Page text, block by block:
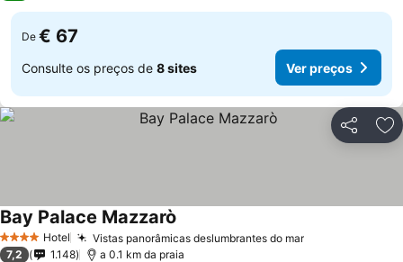
De € 67
Consulte os preços de 8 sites Ver preços
Partilhar
4 EstrelasHotel Vistas panorâmicas deslumbrantes do marVer preços
Bay Palace Mazzarò
7,2 1.148 a 0.1 km da praia